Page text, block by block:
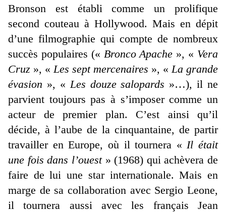
Bronson est établi comme un prolifique
second couteau à Hollywood. Mais en dépit
d’une filmographie qui compte de nombreux
succès populaires (« Bronco Apache », « Vera
Cruz », « Les sept mercenaires », « La grande
évasion », « Les douze salopards »…), il ne
parvient toujours pas à s’imposer comme un
acteur de premier plan. C’est ainsi qu’il
décide, à l’aube de la cinquantaine, de partir
travailler en Europe, où il tournera « Il était
une fois dans l’ouest» (1968) qui achèvera de
faire de lui une star internationale. Mais en
marge de sa collaboration avec Sergio Leone,
il tournera aussi avec les français Jean